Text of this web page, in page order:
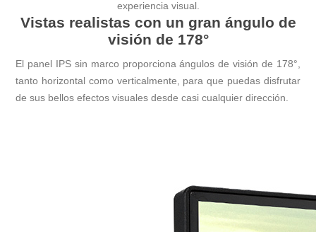
experiencia visual.
Vistas realistas con un gran ángulo de
visión de 178°
El panel IPS sin marco proporciona ángulos de visión de 178°,
tanto horizontal como verticalmente, para que puedas disfrutar
de sus bellos efectos visuales desde casi cualquier dirección.